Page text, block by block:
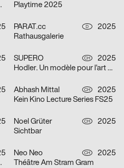
Oktober 2025
Playtime 2025
PARAT.cc D
2025
Rathausgalerie
SUPERO CH
2025
Hodler. Un modèle pour l’art suisse
Abhash Mittal CH
2025
Kein Kino Lecture Series FS25
Noel Grüter CH
2025
Sichtbar
2025/26
Neo Neo CH
2025
Théâtre Am Stram Gram